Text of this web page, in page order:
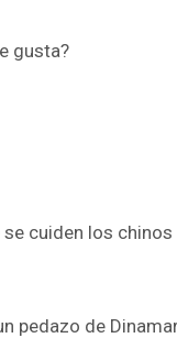
gusta?
cuiden los
pedazo de